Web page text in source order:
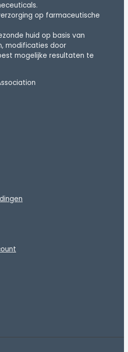
op farmaceutische
huid op basis van
modificaties door
mogelijke resultaten te